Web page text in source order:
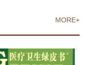
MORE+